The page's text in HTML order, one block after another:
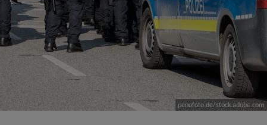
penofoto.de/stock.adobe.com